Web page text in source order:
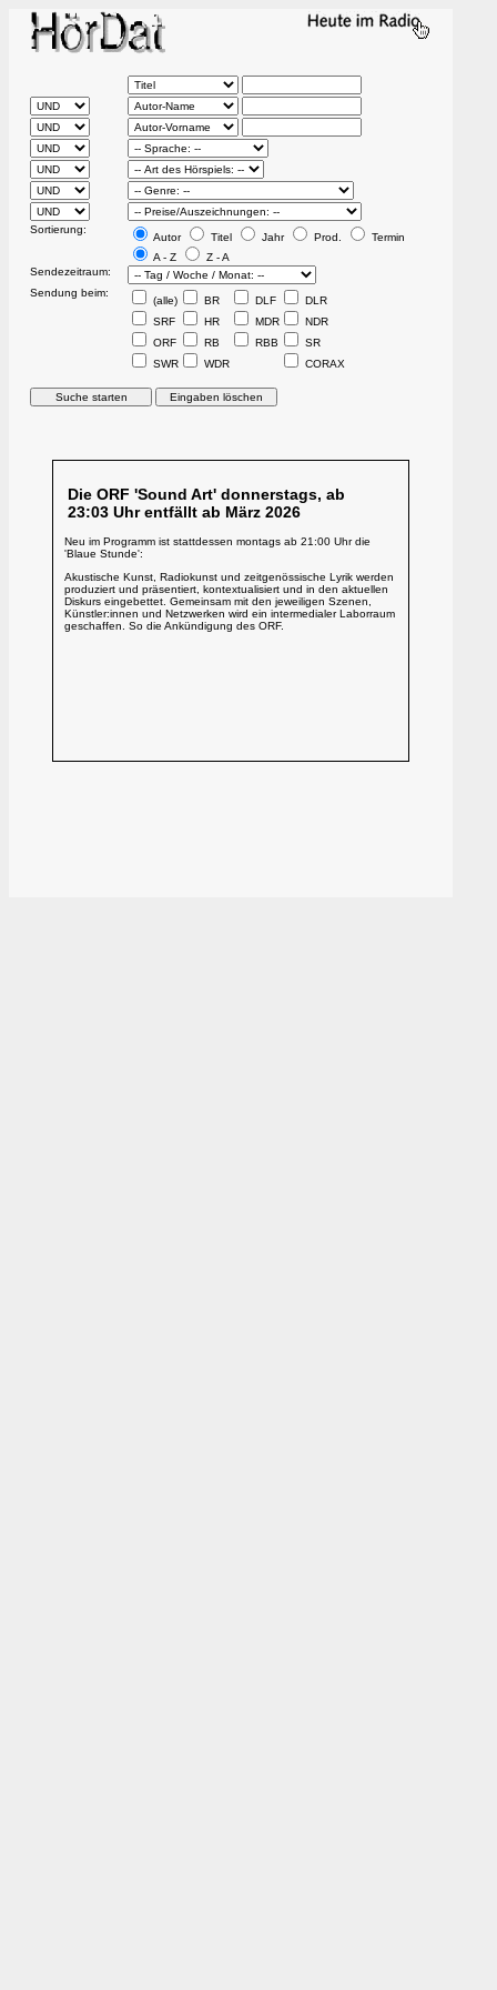
Sortierung:
Autor Titel Jahr Prod.
Termin
A - Z
Z - A
Sendezeitraum:
Sendung beim:
(alle) BR DLF
DLR
SRF
HR MDR
NDR
ORF
RB RBB
SR
SWR
WDR CORAX
Die ORF 'Sound Art' donnerstags, ab
23:03 Uhr entfällt ab März 2026
Neu im Programm ist stattdessen montags ab 21:00 Uhr die
'Blaue Stunde':
Akustische Kunst, Radiokunst und zeitgenössische Lyrik werden
produziert und präsentiert, kontextualisiert und in den aktuellen
Diskurs eingebettet. Gemeinsam mit den jeweiligen Szenen,
Künstler:innen und Netzwerken wird ein intermedialer Laborraum
geschaffen. So die Ankündigung des ORF.